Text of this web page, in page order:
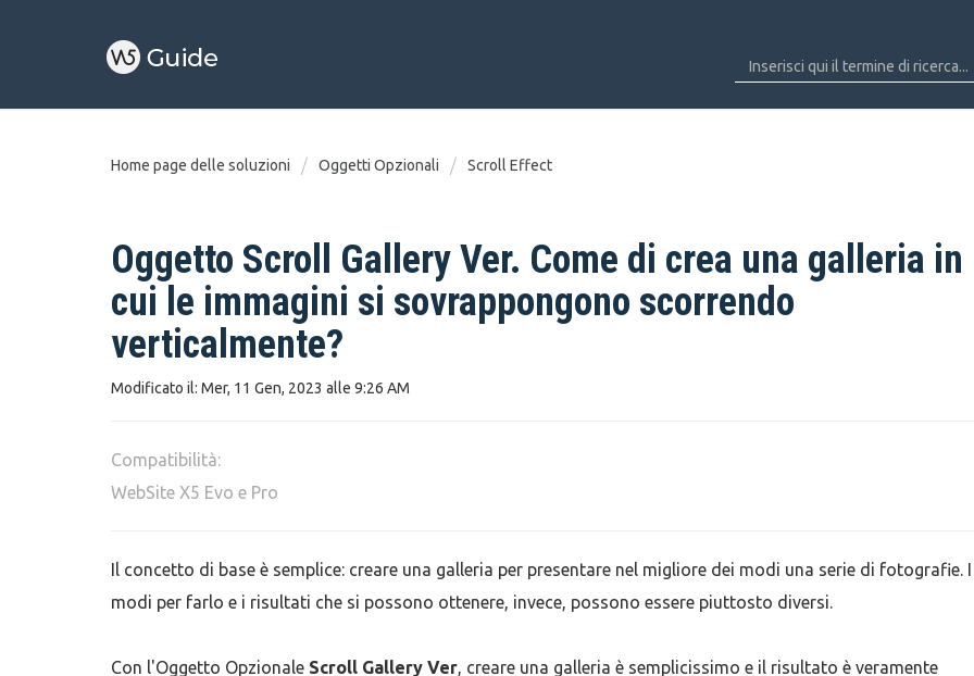
Home page delle soluzioni Oggetti Opzionali Scroll Effect
Oggetto Scroll Gallery Ver. Come di crea una galleria in
cui le immagini si sovrappongono scorrendo
verticalmente?
Modificato il: Mer, 11 Gen, 2023 alle 9:26 AM
Compatibilità:
WebSite X5 Evo e Pro
Il concetto di base è semplice: creare una galleria per presentare nel migliore dei modi una serie di fotografie. I
modi per farlo e i risultati che si possono ottenere, invece, possono essere piuttosto diversi.
Con l'Oggetto Opzionale Scroll Gallery Ver, creare una galleria è semplicissimo e il risultato è veramente